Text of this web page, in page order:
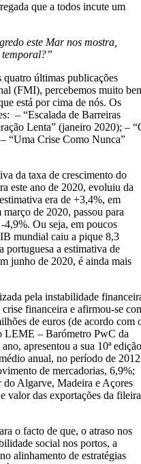
que a todos incute um
este Mar nos mostra,
temporal?”
quatro últimas publicações
(FMI), percebemos muito
está por cima de nós. Os
– “Escalada de Barreiras
Lenta” (janeiro 2020); –
“Uma Crise Como Nunca”
da taxa de crescimento do
este ano de 2020, evoluiu da
era de +3,4%, em
de 2020, passou para
4,9%. Ou seja, em poucos
mundial caiu a pique 8,3
portuguesa a estimativa de
junho de 2020, é ainda mais
pela instabilidade
financeira e afirmou-se
de euros (de acordo com
LEME – Barómetro PwC da
apresentou a sua 10ª
anual, no período de 2012
de mercadorias, 6,9%;
do Algarve, Madeira e Açores
valor das exportações da fileira
o facto de que, o atraso nos
social nos portos, a
alinhamento de estratégias